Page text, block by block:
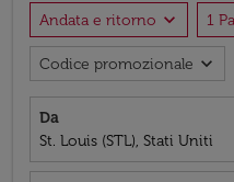
Andata e ritorno expand_more 1
Codice promozionale expand_more
Da
St. Louis (STL), Stati Uniti